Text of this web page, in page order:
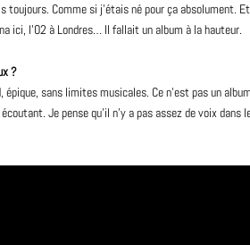
toujours. Comme si j’étais né pour ça absolument.
ici, l’O2 à Londres… Il fallait un album à la hauteur.
?
sans limites musicales. Ce n’est pas un
Je pense qu’il n’y a pas assez de voix